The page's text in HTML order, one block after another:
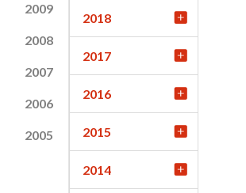
2009
2008
2007
2006
2005
2018
2017
2016
2015
2014